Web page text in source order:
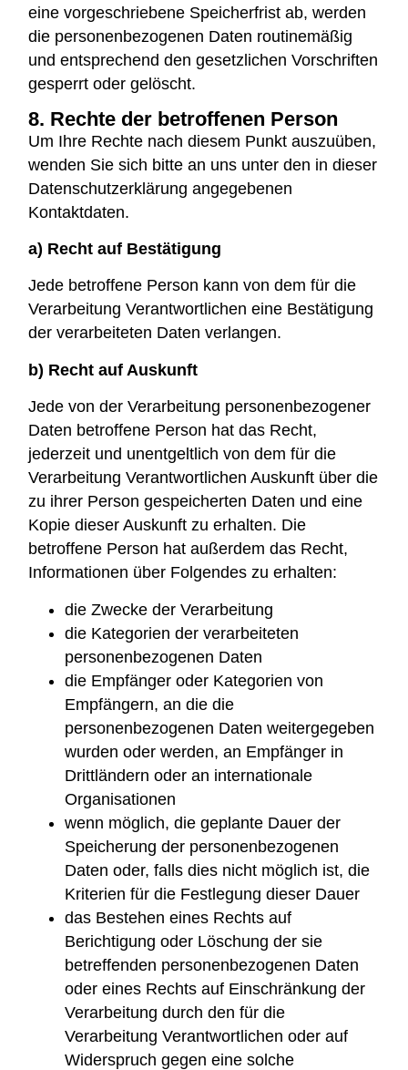
eine vorgeschriebene Speicherfrist ab, werden
die personenbezogenen Daten routinemäßig
und entsprechend den gesetzlichen Vorschriften
gesperrt oder gelöscht.
8. Rechte der betroffenen Person
Um Ihre Rechte nach diesem Punkt auszuüben,
wenden Sie sich bitte an uns unter den in dieser
Datenschutzerklärung angegebenen
Kontaktdaten.
a) Recht auf Bestätigung
Jede betroffene Person kann von dem für die
Verarbeitung Verantwortlichen eine Bestätigung
der verarbeiteten Daten verlangen.
b) Recht auf Auskunft
Jede von der Verarbeitung personenbezogener
Daten betroffene Person hat das Recht,
jederzeit und unentgeltlich von dem für die
Verarbeitung Verantwortlichen Auskunft über die
zu ihrer Person gespeicherten Daten und eine
Kopie dieser Auskunft zu erhalten. Die
betroffene Person hat außerdem das Recht,
Informationen über Folgendes zu erhalten:
die Zwecke der Verarbeitung
die Kategorien der verarbeiteten
personenbezogenen Daten
die Empfänger oder Kategorien von
Empfängern, an die die
personenbezogenen Daten weitergegeben
wurden oder werden, an Empfänger in
Drittländern oder an internationale
Organisationen
wenn möglich, die geplante Dauer der
Speicherung der personenbezogenen
Daten oder, falls dies nicht möglich ist, die
Kriterien für die Festlegung dieser Dauer
das Bestehen eines Rechts auf
Berichtigung oder Löschung der sie
betreffenden personenbezogenen Daten
oder eines Rechts auf Einschränkung der
Verarbeitung durch den für die
Verarbeitung Verantwortlichen oder auf
Widerspruch gegen eine solche